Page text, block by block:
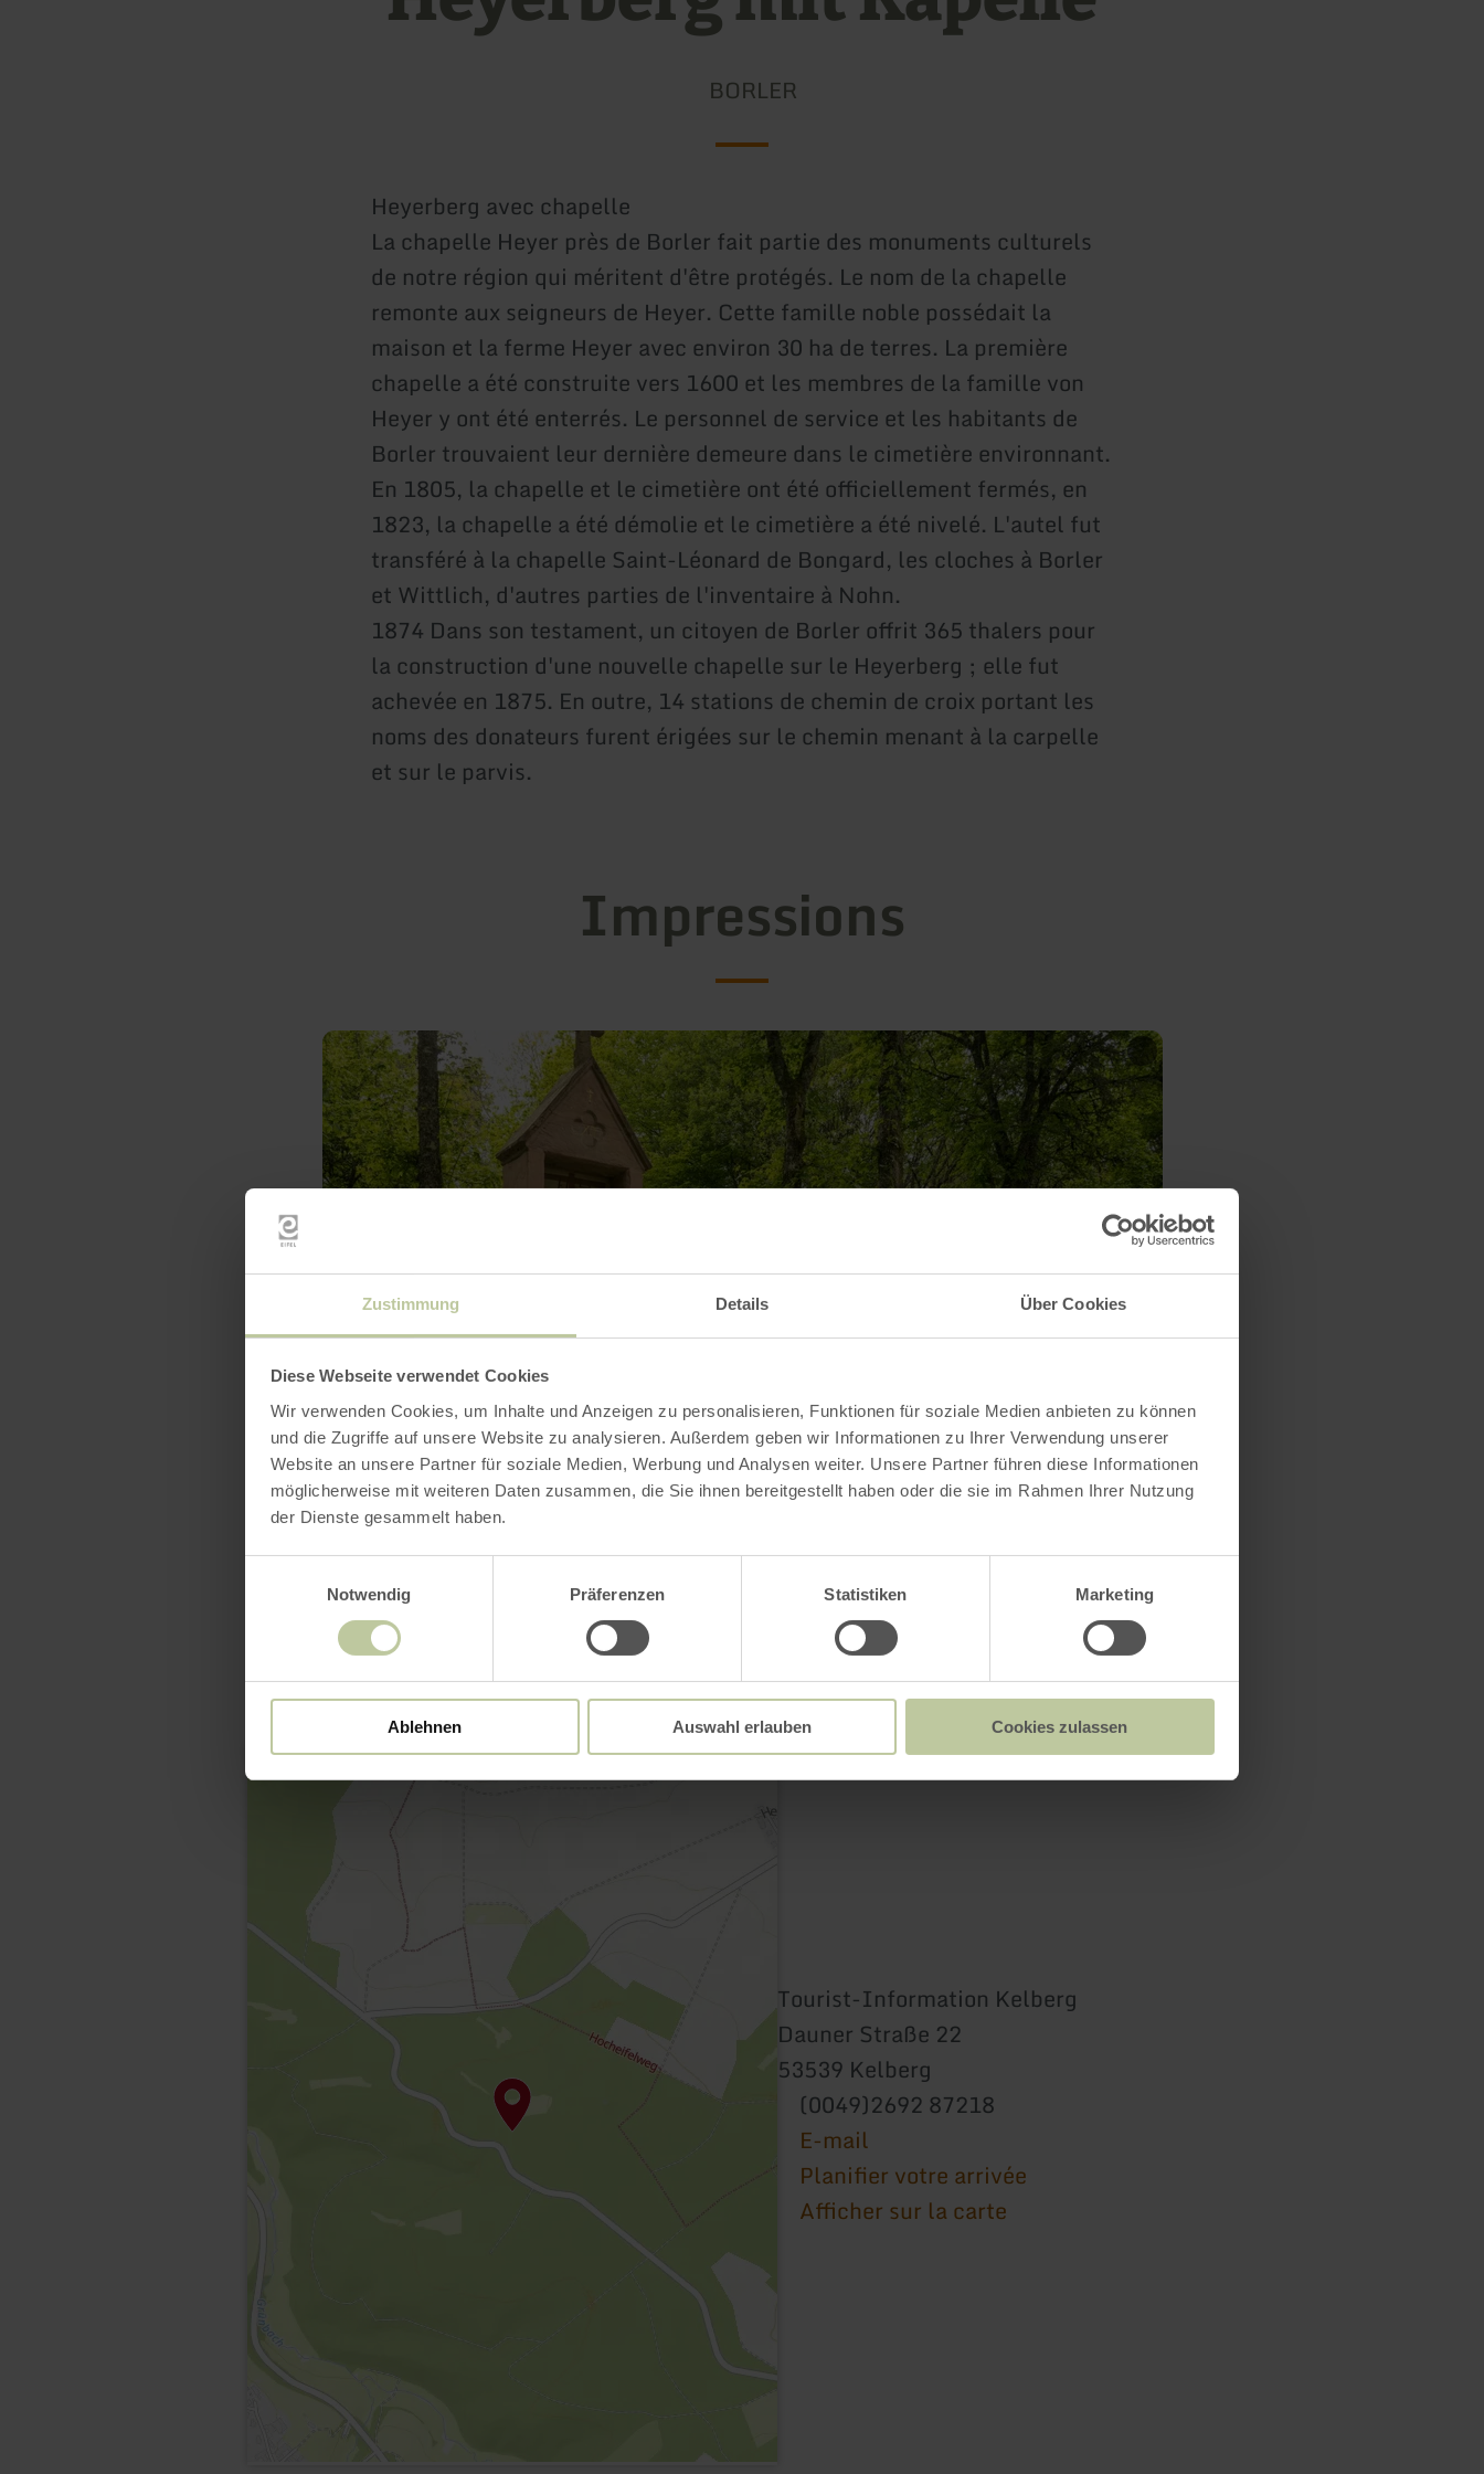
Zustimmung Details Über Cookies
Diese Webseite verwendet Cookies
Wir verwenden Cookies, um Inhalte und Anzeigen zu personalisieren, Funktionen für soziale Medien anbieten zu können
und die Zugriffe auf unsere Website zu analysieren. Außerdem geben wir Informationen zu Ihrer Verwendung unserer
Website an unsere Partner für soziale Medien, Werbung und Analysen weiter. Unsere Partner führen diese Informationen
möglicherweise mit weiteren Daten zusammen, die Sie ihnen bereitgestellt haben oder die sie im Rahmen Ihrer Nutzung
der Dienste gesammelt haben.
Notwendig
Präferenzen Statistiken Marketing
Ablehnen Auswahl erlauben Cookies zulassen
BORLER
Heyerberg avec chapelle
La chapelle Heyer près de Borler fait partie des monuments culturels
de notre région qui méritent d'être protégés. Le nom de la chapelle
remonte aux seigneurs de Heyer. Cette famille noble possédait la
maison et la ferme Heyer avec environ 30 ha de terres. La première
chapelle a été construite vers 1600 et les membres de la famille von
Heyer y ont été enterrés. Le personnel de service et les habitants de
Borler trouvaient leur dernière demeure dans le cimetière environnant.
En 1805, la chapelle et le cimetière ont été officiellement fermés, en
1823, la chapelle a été démolie et le cimetière a été nivelé. L'autel fut
transféré à la chapelle Saint-Léonard de Bongard, les cloches à Borler
et Wittlich, d'autres parties de l'inventaire à Nohn.
1874 Dans son testament, un citoyen de Borler offrit 365 thalers pour
la construction d'une nouvelle chapelle sur le Heyerberg ; elle fut
achevée en 1875. En outre, 14 stations de chemin de croix portant les
noms des donateurs furent érigées sur le chemin menant à la carpelle
et sur le parvis.
Impressions
Contact
Tourist-Information Kelberg
Dauner Straße 22
53539 Kelberg
(0049)2692 87218
E-mail
Planifier votre arrivée
Afficher sur la carte